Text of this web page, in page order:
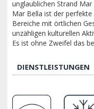
unglaublichen Strand
Mar Bella ist der
Bereiche mit örtlichen
unzähligen kulturellen
Es ist ohne Zweifel das
DIENSTLEISTUNGEN